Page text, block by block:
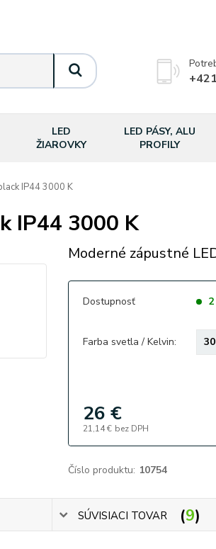
LED
ŽIAROVKY
LED PÁSY, ALU
PROFILY
IP44 3000 K
IP44 3000 K
Moderné zápustné
Dostupnosť
Farba svetla / Kelvin:
26 €
21,14 € bez DPH
Číslo produktu: 10754
SÚVISIACI TOVAR 9